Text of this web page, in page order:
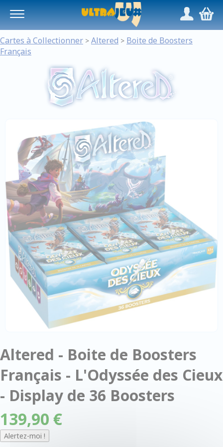
/,
Cartes à Collectionner > Altered > Boite de Boosters
Français
Altered - Boite de Boosters
Français - L'Odyssée des Cieux
- Display de 36 Boosters
139,90 €